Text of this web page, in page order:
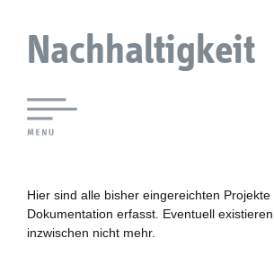
Nachhaltigkeit
Agendaforen
Zukunftsleitlinien
Hier sind alle bisher eingereichten Projekte
Dokumentation erfasst. Eventuell
inzwischen nicht mehr.